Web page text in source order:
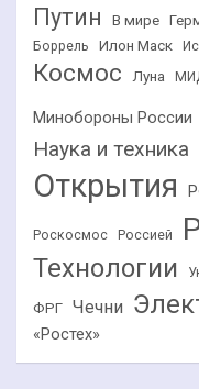
Путин
В мире
Боррель
Илон Маск
Космос Луна
Минобороны России
Наука и техника
Открытия
Роскосмос Россией
Технологии
ФРГ Чечни
«Ростех»